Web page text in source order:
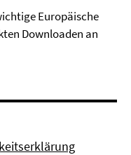
Europäische
Downloaden an